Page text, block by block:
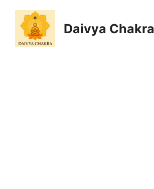
content
Daivya Chakra